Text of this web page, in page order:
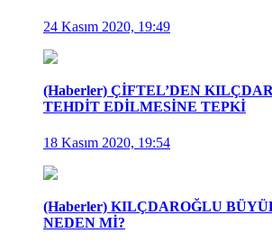
24 Kasım 2020, 19:49
(Haberler) ÇİFTEL’DEN
TEHDİT EDİLMESİNE TEPKİ
18 Kasım 2020, 19:54
(Haberler) KILÇDAROĞLU
NEDEN Mİ?